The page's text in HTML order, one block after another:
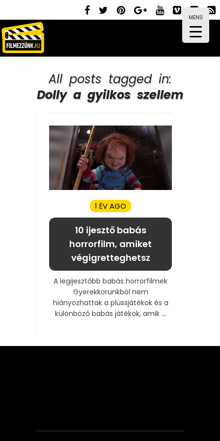
MENÜ
All posts tagged in:
Dolly a gyilkos szellem
1 ÉV AGO
10 ijesztő babás
horrorfilm, amiket
végigretteghetsz
A legijesztőbb babás horrorfilmek
Gyerekkorunkból nem
hiányozhattak a plüssjátékok és a
különböző babás játékok, amik ...